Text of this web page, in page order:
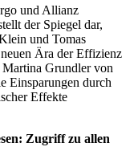
und Allianz
der Spiegel dar,
und Tomas
Ära der Effizienz
Martina Grundler von
Einsparungen durch
Effekte
Zugriff zu allen